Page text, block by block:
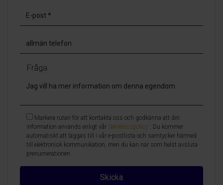
Fråga
Markera rutan för att kontakta oss och godkänna att din
information används enligt vår Sekretesspolicy . Du kommer
automatiskt att läggas till i vår e-postlista och samtycker härmed
till elektronisk kommunikation, men du kan när som helst avsluta
prenumerationen